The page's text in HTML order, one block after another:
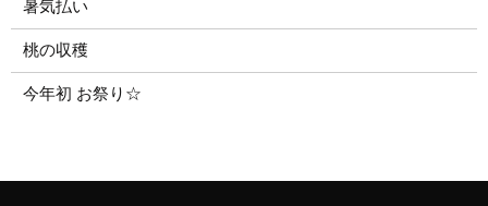
暑気払い
桃の収穫
今年初 お祭り☆